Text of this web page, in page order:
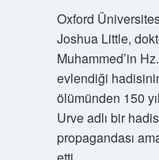
Oxford
Joshua Little,
Muhammed’in
evlendiği
ölümünden 150
Urve adlı bir
propagandası